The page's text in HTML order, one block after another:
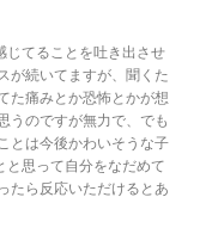
じてることを吐き出させ
が続いてますが、聞くた
た痛みとか恐怖とかが想
うのですが無力で、でも
とは今後かわいそうな子
と思って自分をなだめて
たら反応いただけるとあ